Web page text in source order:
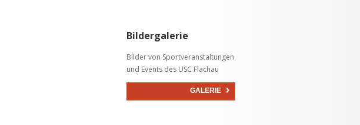
Bildergalerie
Bilder von Sportveranstaltungen
und Events des USC Flachau
GALERIE